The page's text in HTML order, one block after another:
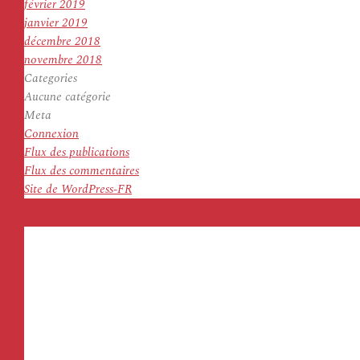
février 2019
janvier 2019
décembre 2018
novembre 2018
Categories
Aucune catégorie
Meta
Connexion
Flux des publications
Flux des commentaires
Site de WordPress-FR